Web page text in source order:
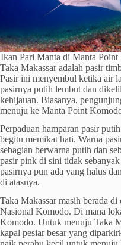
Ikan Pari Manta di Manta
Taka Makassar adalah pasir
Pasir ini menyembul ketika air
pasirnya putih lembut dan
kehijauan. Biasanya,
menuju ke Manta Point
Perpaduan hamparan pasir
begitu memikat hati. Warna
sebagian berwarna putih dan
pasir pink di sini tidak
pasirnya pun ada yang halus
di atasnya.
Taka Makassar masih berada
Nasional Komodo. Di mana
Komodo. Untuk menuju Taka
kapal pesiar besar yang